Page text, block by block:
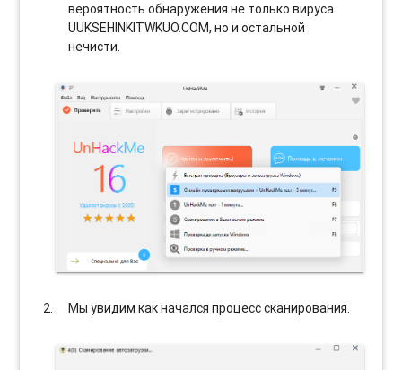
вероятность обнаружения не только вируса
UUKSEHINKITWKUO.COM, но и остальной
нечисти.
Мы увидим как начался процесс сканирования.